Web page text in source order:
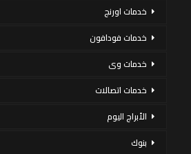
خدمات اورنج
خدمات فودافون
خدمات وى
خدمات اتصالات
الأبراج اليوم
بنوك